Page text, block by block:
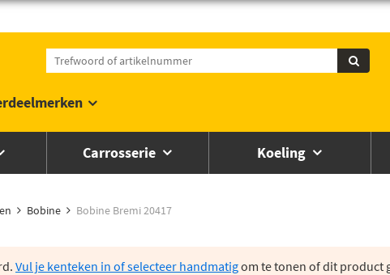
Carrosserie Koeling
Bobine Bobine Bremi 20417
Vul je kenteken in of selecteer handmatigom te tonen of dit product